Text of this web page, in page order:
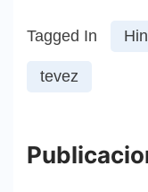
Tagged In
tevez